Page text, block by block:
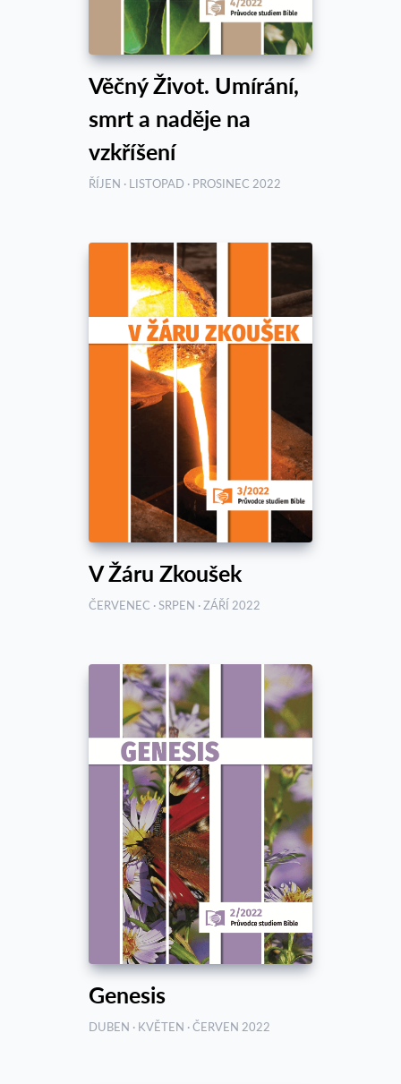
Věčný Život. Umírání,
smrt a naděje na
vzkříšení
ŘÍJEN · LISTOPAD · PROSINEC 2022
V Žáru Zkoušek
ČERVENEC · SRPEN · ZÁŘÍ 2022
Genesis
DUBEN · KVĚTEN · ČERVEN 2022